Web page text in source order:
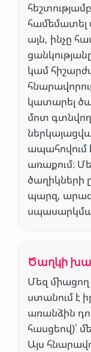
համեմատել
այն, ինչը
կամ
կատարել
մոտ
ապահովում
առաքում։
ծաղիկների
պարզ, արագ
Ծաղկի
Մեզ միացող
ստանում է
առանձին
հասցեով)՝
Այս